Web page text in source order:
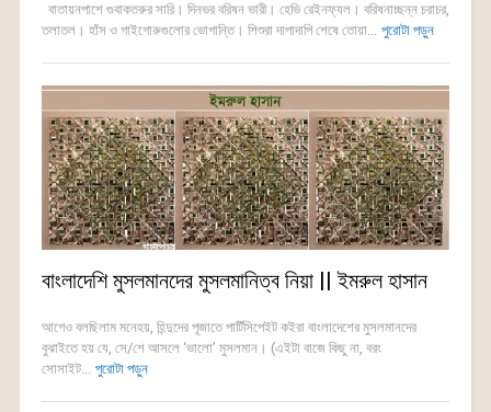
বাতায়নপাশে গুবাকতরুর সারি। দিনভর বরিষন ভারী। হেভি রেইনফ্যল। বরিষনাচ্ছন্ন চরাচর,
তলাতল। হাঁস ও গাইগোরুগুলোর ভোগান্তি। শিশুরা দাপাদাপি শেষে তোয়া... পুরোটা পড়ুন
বাংলাদেশি মুসলমানদের মুসলমানিত্ব নিয়া || ইমরুল হাসান
আগেও বলছিলাম মনেহয়, হিন্দুদের পূজাতে পার্টিসিপেইট কইরা বাংলাদেশের মুসলমানদের
বুঝাইতে হয় যে, সে/শে আসলে ‘ভালো’ মুসলমান। (এইটা বাজে কিছু না, বরং
সোসাইট... পুরোটা পড়ুন